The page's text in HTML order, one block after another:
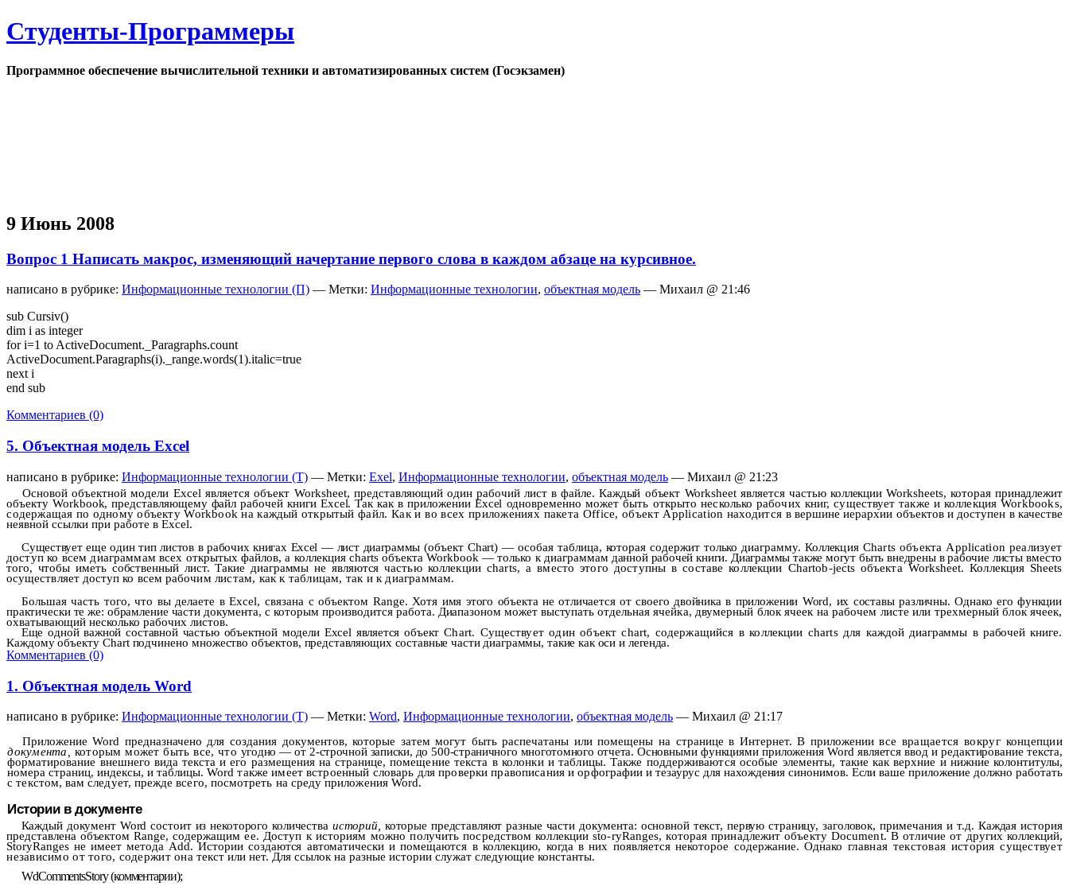
Студенты-Программеры
Программное обеспечение вычислительной техники и автоматизированных систем (Госэкзамен)
9 Июнь 2008
Вопрос 1 Написать макрос, изменяющий начертание первого слова в каждом абзаце на курсивное.
написано в рубрике: Информационные технологии (П) — Метки: Информационные технологии, объектная модель — Михаил @ 21:46
sub Cursiv()
dim i as integer
for i=1 to ActiveDocument._Paragraphs.count
ActiveDocument.Paragraphs(i)._range.words(1).italic=true
next i
end sub
Комментариев (0)
5. Объектная модель Excel
написано в рубрике: Информационные технологии (Т) — Метки: Exel, Информационные технологии, объектная модель — Михаил @ 21:23
Основой объектной модели Excel является объект Worksheet, представляю­щий один рабочий лист в файле. Каждый объект Worksheet является частью коллекцииWorksheets, которая принадлежит
объекту Workbook, представляю­щему файл рабочей книги Excel. Так как в приложении Excel одновременно мо­жет быть открыто несколько рабочих книг, существует также и коллекцияWorkbooks,
содержащая по одному объектуWorkbook на каждый открытыйфайл. Как и во всех приложениях пакета Office, объект Application находится в вершине иерархии объектов и доступен в качестве
неявной ссылки при работевExcel.
Существует еще один тип листов в рабочих книгах Excel — лист диаграммы(объект Chart) — особая таблица, которая содержит только диаграмму. Коллек­цияCharts объекта Application реализует
доступ ко всем диаграммам всех от­крытых файлов, а коллекция charts объектаWorkbook — только к диаграммам данной рабочей книги. Диаграммы также могут быть внедрены в рабочие листы вместо
того, чтобы иметь собственный лист. Такие диаграммы не являются ча­стью коллекцииcharts, а вместо этого доступны в составе коллекции Chartob-jects объекта Worksheet. Коллекция Sheets
осуществляет доступ ко всем рабо­чим листам, как к таблицам, так и к диаграммам.
Большая часть того, что вы делаете вExcel, связана с объектом Range. Хотя имя этого объекта не отличается от своего двойника в приложении Word, их со­ставы различны. Однако его функции
практически те же: обрамление части до­кумента, с которым производится работа. Диапазоном может выступать отдель­ная ячейка, двумерный блок ячеек на рабочем листе или трехмерный блок яче­ек,
охватывающий несколько рабочих листов.
Еще одной важной составной частью объектной модели Excel является объектChart. Существует один объектchart, содержащийся в коллекции charts длякаждой диаграммы в рабочей книге.
Каждому объекту Chart подчинено множе­ство объектов, представляющих составные части диаграммы, такие как оси и ле­генда.
Комментариев (0)
1. Объектная модель Word
написано в рубрике: Информационные технологии (Т) — Метки: Word, Информационные технологии, объектная модель — Михаил @ 21:17
ПриложениеWord предназначено для создания документов, которые затем могут быть распечатаны или помещены на странице в Интернет. В приложениивсе вращается вокруг концепции
документа, которым может быть все, что угодно — от 2-строчной записки, до 500-страничного многотомного отчета. Ос­новными функциями приложенияWordявляется ввод и редактирование текста,
форматирование внешнего вида текста и его размещения на странице, помеще­ние текста в колонки и таблицы. Также поддерживаются особые элементы, такие как верхние и нижние колонтитулы,
номера страниц, индексы, и таблицы.Word также имеет встроенный словарь для проверки правописания и орфогра­фии и тезаурус для нахождения синонимов. Если ваше приложение должно ра­ботать
с текстом, вам следует, прежде всего, посмотреть на среду приложения Word.
Истории в документе
Каждый документ Word состоит из некоторого количества историй, которые представляют разные части документа: основной текст, первую страницу, заго­ловок, примечания и т.д. Каждая история
представлена объектомRange, содер­жащим ее. Доступ к историям можно получить посредством коллекцииsto-ryRanges, которая принадлежит объектуDocument. В отличие от других кол­лекций,
StoryRanges не имеет методаAdd. Истории создаются автоматически ипомещаются в коллекцию, когда в них появляется некоторое содержание. Одна­ко главная текстовая история существует
независимо от того, содержит онатекст или нет. Для ссылок на разные истории служат следующие константы.
WdCommentsStory(комментарии);